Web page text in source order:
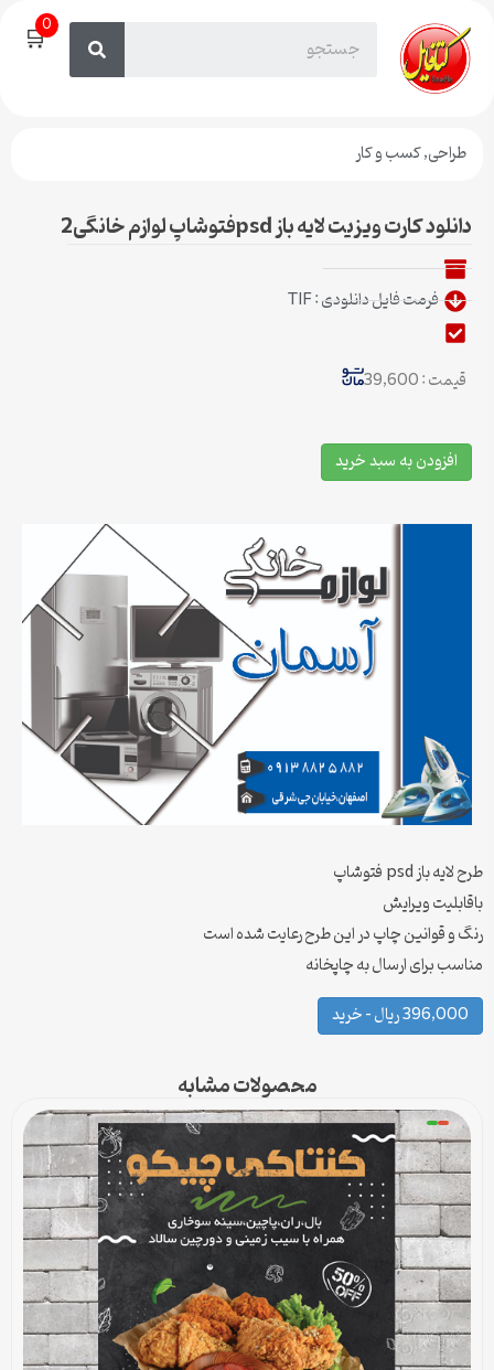
🛒0
طراحی,کسب و کار
دانلود کارت ویزیت لایه باز psdفتوشاپ لوازم خانگی2
فرمت فایل دانلودی : TIF
قیمت : 39,600
افزودن به سبد خرید
طرح لایه باز psd فتوشاپ
باقابلیت ویرایش
رنگ و قوانین چاپ در این طرح رعایت شده است
مناسب برای ارسال به چاپخانه
396,000 ریال – خرید
محصولات مشابه